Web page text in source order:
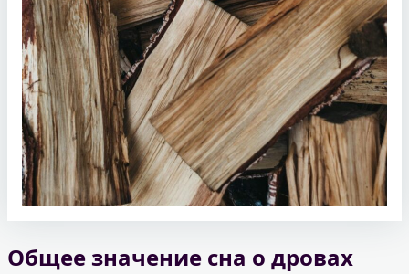
Общее значение сна о дровах